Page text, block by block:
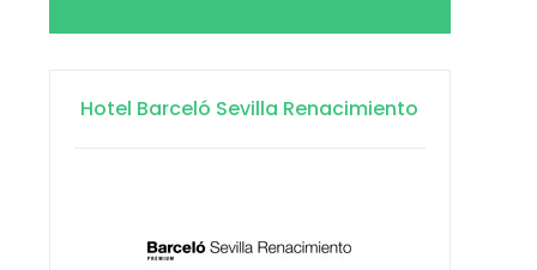
Hotel Barceló Sevilla Renacimiento